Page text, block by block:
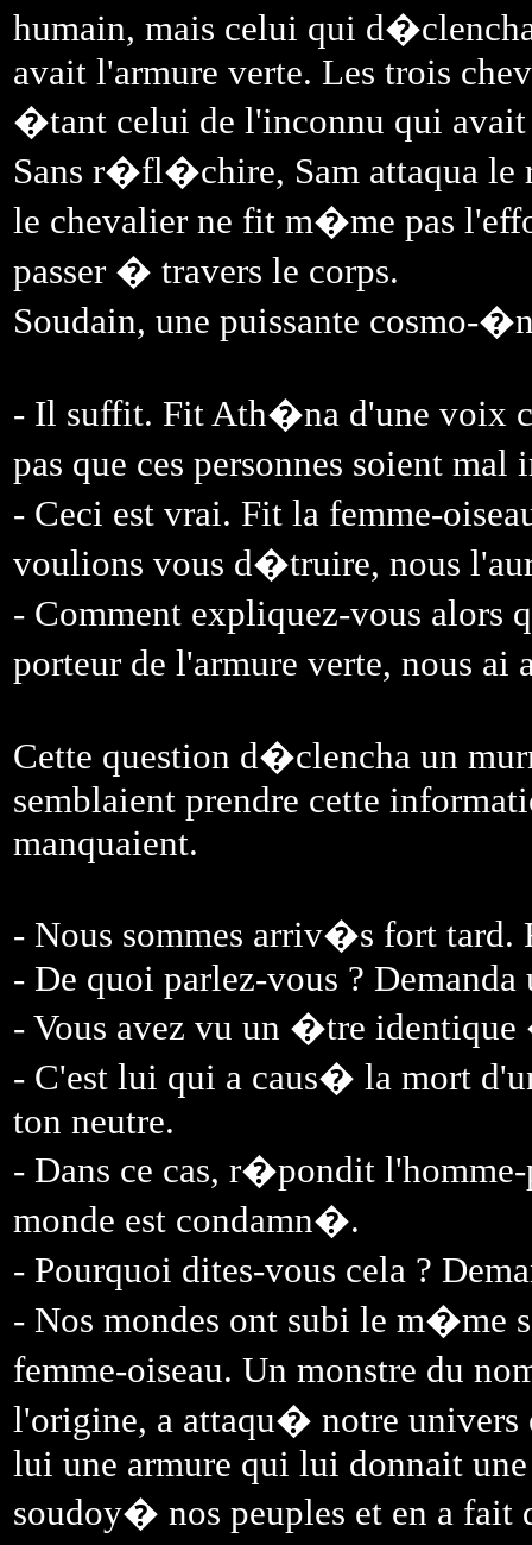
humain, mais celui qui
avait l'armure verte. Les trois
�tant celui de l'inconnu qui
Sans r�fl�chire, Sam attaqua
le chevalier ne fit m�me pas
passer � travers le corps.
Soudain, une puissante cosmo-
- Il suffit. Fit Ath�na d'une voix
pas que ces personnes soient
- Ceci est vrai. Fit la femme-
voulions vous d�truire, nous
- Comment expliquez-vous alors
porteur de l'armure verte, nous
Cette question d�clencha un
semblaient prendre cette
manquaient.
- Nous sommes arriv�s fort
- De quoi parlez-vous ?
- Vous avez vu un �tre
- C'est lui qui a caus� la mort
ton neutre.
- Dans ce cas, r�pondit l'homme-
monde est condamn�.
- Pourquoi dites-vous cela ?
- Nos mondes ont subi le
femme-oiseau. Un monstre du
l'origine, a attaqu� notre
lui une armure qui lui donnait
soudoy� nos peuples et en a fait